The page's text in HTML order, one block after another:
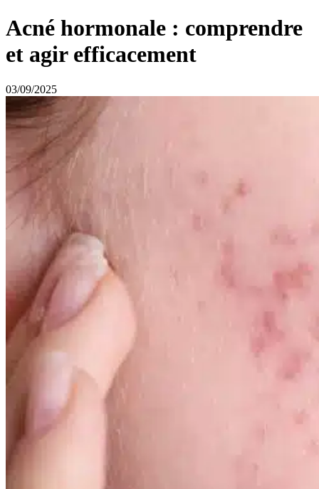
Acné hormonale : comprendre
et agir efficacement
03/09/2025